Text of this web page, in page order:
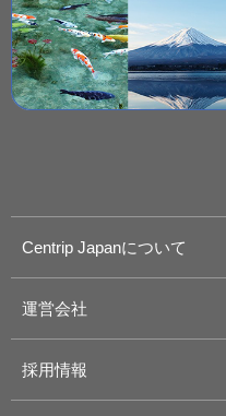
Centrip Japanについて
運営会社
採用情報